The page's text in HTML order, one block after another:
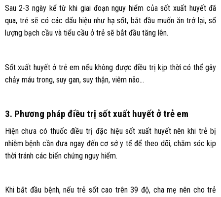
Sau 2-3 ngày kể từ khi giai đoạn nguy hiểm của sốt xuất huyết đã
qua, trẻ sẽ có các dấu hiệu như hạ sốt, bắt đầu muốn ăn trở lại, số
lượng bạch cầu và tiểu cầu ở trẻ sẽ bắt đầu tăng lên.
Sốt xuất huyết ở trẻ em nếu không được điều trị kịp thời có thể gây
chảy máu trong, suy gan, suy thận, viêm não…
3. Phương pháp điều trị sốt xuất huyết ở trẻ em
Hiện chưa có thuốc điều trị đặc hiệu sốt xuất huyết nên khi trẻ bị
nhiễm bệnh cần đưa ngay đến cơ sở y tế để theo dõi, chăm sóc kịp
thời tránh các biến chứng nguy hiểm.
Khi bắt đầu bệnh, nếu trẻ sốt cao trên 39 độ, cha mẹ nên cho trẻ